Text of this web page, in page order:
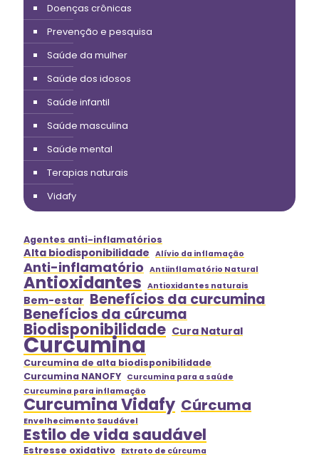
Doenças crônicas
Prevenção e pesquisa
Saúde da mulher
Saúde dos idosos
Saúde infantil
Saúde masculina
Saúde mental
Terapias naturais
Vidafy
Agentes anti-inflamatórios
Alta biodisponibilidade Alívio da inflamação
Anti-inflamatório Antiinflamatório Natural
Antioxidantes Antioxidantes naturais
Bem-estar Benefícios da curcumina
Benefícios da cúrcuma
Biodisponibilidade Cura Natural
Curcumina
Curcumina de alta biodisponibilidade
Curcumina NANOFY Curcumina para a saúde
Curcumina para inflamação
Curcumina Vidafy Cúrcuma
Envelhecimento Saudável
Estilo de vida saudável
Estresse oxidativo Extrato de cúrcuma